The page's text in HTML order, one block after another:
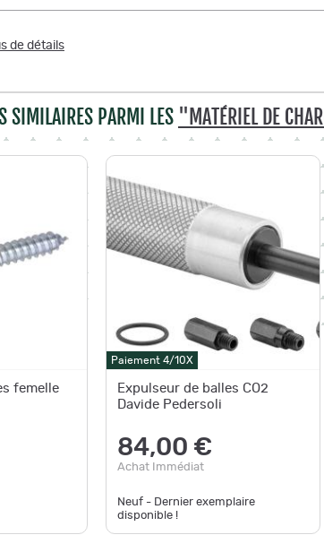
de détails
SIMILAIRES PARMI LES "MATÉRIEL DE
femelle
Paiement 4/10X
Expulseur de balles CO2
Davide Pedersoli
84,00 €
Achat Immédiat
Neuf - Dernier exemplaire
disponible !